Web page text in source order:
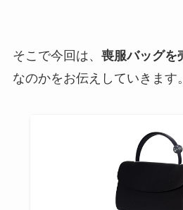
そこで今回は、 喪服バッグを
なのかをお伝えしていきます。